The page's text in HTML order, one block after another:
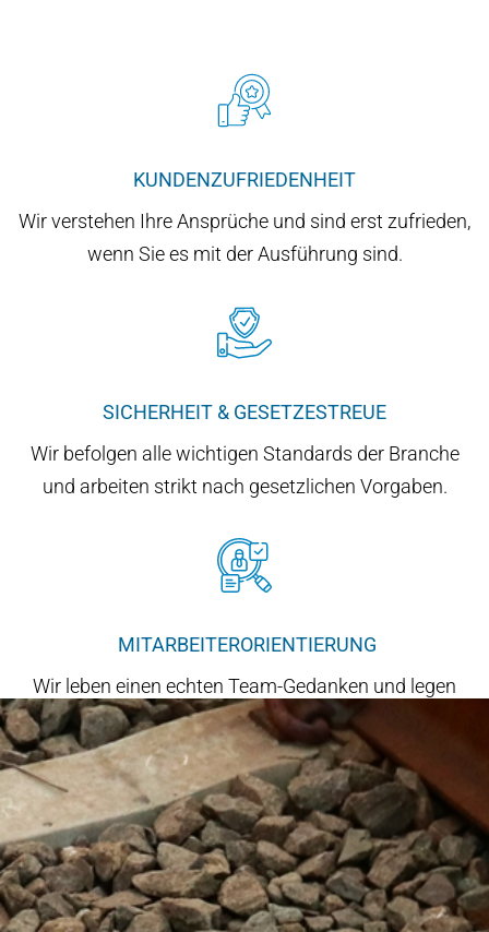
Über uns
KUNDEN­ZUFRIEDENHEIT
Wir verstehen Ihre Ansprüche und sind erst zufrieden,
wenn Sie es mit der Ausführung sind.
SICHERHEIT & GESETZESTREUE
Wir befolgen alle wichtigen Standards der Branche
und arbeiten strikt nach gesetzlichen Vorgaben.
MITARBEITER­ORIENTIERUNG
Wir leben einen echten Team-Gedanken und legen
Wert auf jeden einzelnen Mitarbeiter.